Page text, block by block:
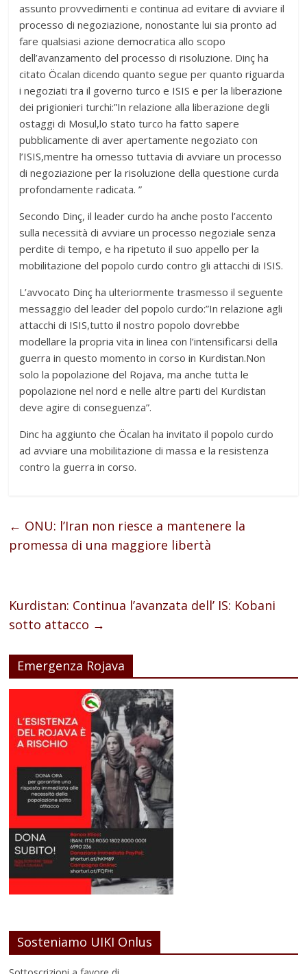
assunto provvedimenti e continua ad evitare di avviare il
processo di negoziazione, nonostante lui sia pronto ad
fare qualsiasi azione democratica allo scopo
dell’avanzamento del processo di risoluzione. Dinç ha
citato Öcalan dicendo quanto segue per quanto riguarda
i negoziati tra il governo turco e ISIS e per la liberazione
dei prigionieri turchi:”In relazione alla liberazione degli
ostaggi di Mosul,lo stato turco ha fatto sapere
pubblicamente di aver apertamente negoziato con
l’ISIS,mentre ha omesso tuttavia di avviare un processo
di negoziazione per la risoluzione della questione curda
profondamente radicata. ”
Secondo Dinç, il leader curdo ha anche posto l’accento
sulla necessità di avviare un processo negoziale senza
perdite di tempo, e ha ripetuto il suo appello per la
mobilitazione del popolo curdo contro gli attacchi di ISIS.
L’avvocato Dinç ha ulteriormente trasmesso il seguente
messaggio del leader del popolo curdo:”In relazione agli
attacchi di ISIS,tutto il nostro popolo dovrebbe
modellare la propria vita in linea con l’intensificarsi della
guerra in questo momento in corso in Kurdistan.Non
solo la popolazione del Rojava, ma anche tutta le
popolazione nel nord e nelle altre parti del Kurdistan
deve agire di conseguenza”.
Dinc ha aggiunto che Öcalan ha invitato il popolo curdo
ad avviare una mobilitazione di massa e la resistenza
contro la guerra in corso.
← ONU: l’Iran non riesce a mantenere la
promessa di una maggiore libertà
Kurdistan: Continua l’avanzata dell’ IS: Kobani
sotto attacco →
Emergenza Rojava
Sosteniamo UIKI Onlus